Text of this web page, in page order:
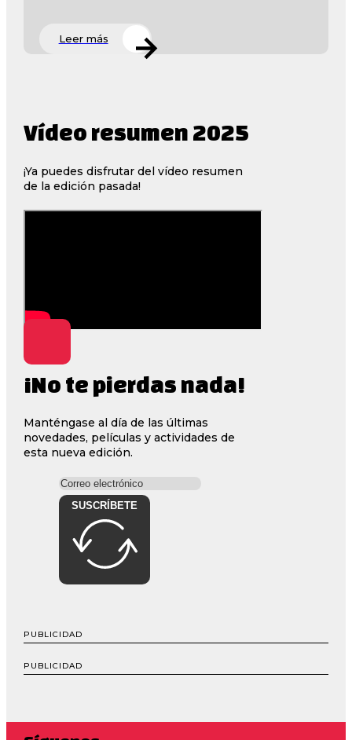
Leer más
Vídeo resumen 2025
¡Ya puedes disfrutar del vídeo resumen
de la edición pasada!
¡No te pierdas nada!
Manténgase al día de las últimas
novedades, películas y actividades de
esta nueva edición.
SUSCRÍBETE
PUBLICIDAD
PUBLICIDAD